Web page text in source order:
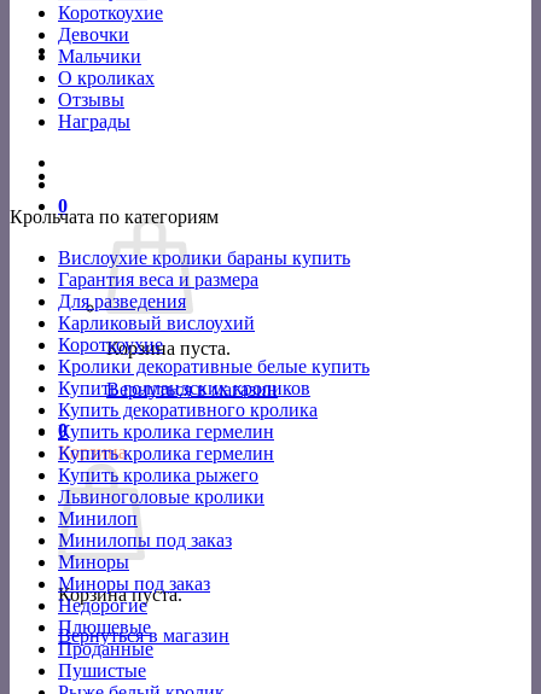
Короткоухие
Девочки
Мальчики
О кроликах
Отзывы
Награды
0
Корзина пуста.
Вернуться в магазин
0
Корзина
Корзина пуста.
Вернуться в магазин
Крольчата по категориям
Вислоухие кролики бараны купить
Гарантия веса и размера
Для разведения
Карликовый вислоухий
Короткоухие
Кролики декоративные белые купить
Купить голландских кроликов
Купить декоративного кролика
Купить кролика гермелин
Купить кролика гермелин
Купить кролика рыжего
Львиноголовые кролики
Минилоп
Минилопы под заказ
Миноры
Миноры под заказ
Недорогие
Плюшевые
Проданные
Пушистые